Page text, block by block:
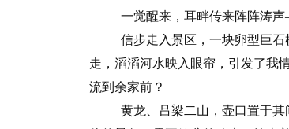
一觉醒来，耳畔传来阵阵涛
信步走入景区，一块卵型巨
走，滔滔河水映入眼帘，引发了我
流到余家前？
黄龙、吕梁二山，壶口置于